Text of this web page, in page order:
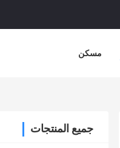
مسكن
جميع المنتجات